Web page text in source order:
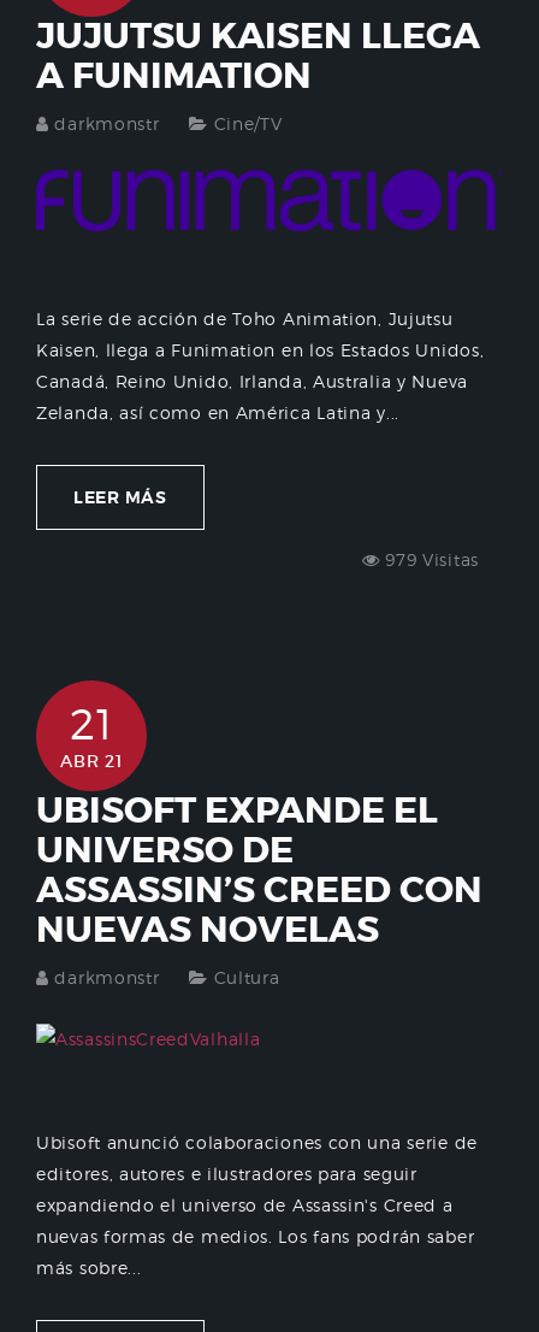
JUJUTSU KAISEN LLEGA
A FUNIMATION
darkmonstr Cine/TV
La serie de acción de Toho Animation, Jujutsu
Kaisen, llega a Funimation en los Estados Unidos,
Canadá, Reino Unido, Irlanda, Australia y Nueva
Zelanda, así como en América Latina y...
LEER MÁS
979 Visitas
21
ABR 21
UBISOFT EXPANDE EL
UNIVERSO DE
ASSASSIN’S CREED CON
NUEVAS NOVELAS
darkmonstr Cultura
Ubisoft anunció colaboraciones con una serie de
editores, autores e ilustradores para seguir
expandiendo el universo de Assassin's Creed a
nuevas formas de medios. Los fans podrán saber
más sobre...